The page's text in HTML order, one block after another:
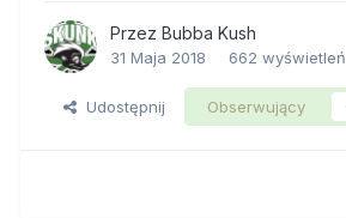
Przez Bubba Kush
31 Maja 2018 662 wyświetleń
Udostępnij Obserwujący